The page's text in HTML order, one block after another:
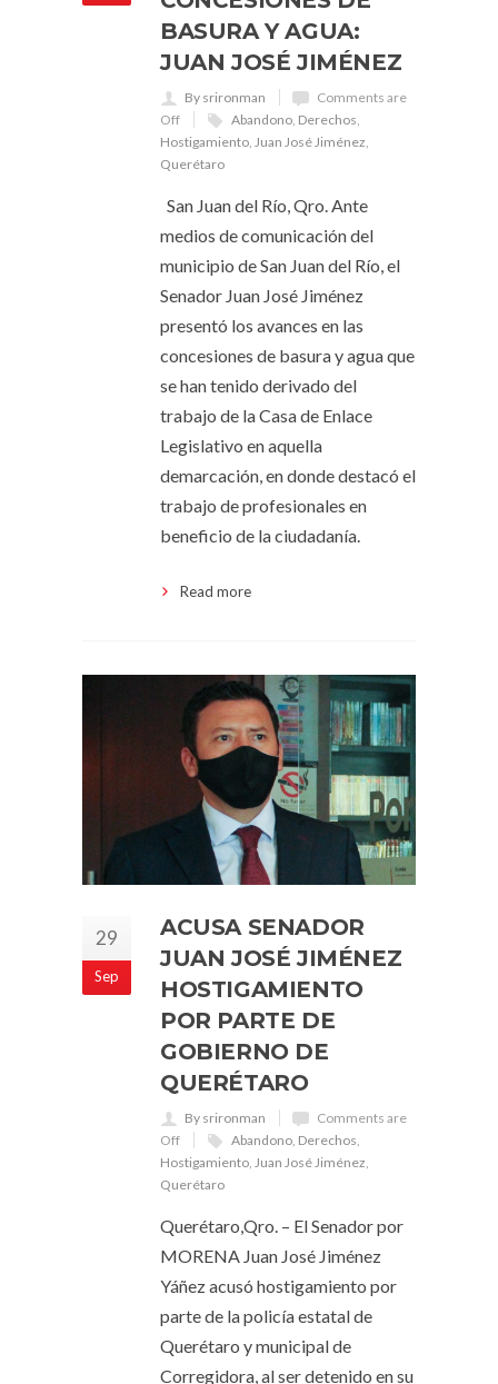
BASURA Y AGUA:
JUAN JOSÉ JIMÉNEZ
By srironman
Comments are
Off
Abandono Derechos
Hostigamiento Juan José Jiménez
Querétaro
San Juan del Río, Qro. Ante
medios de comunicación del
municipio de San Juan del Río, el
Senador Juan José Jiménez
presentó los avances en las
concesiones de basura y agua que
se han tenido derivado del
trabajo de la Casa de Enlace
Legislativo en aquella
demarcación, en donde destacó el
trabajo de profesionales en
beneficio de la ciudadanía.
Read more
29
Sep
ACUSA SENADOR
JUAN JOSÉ JIMÉNEZ
HOSTIGAMIENTO
POR PARTE DE
GOBIERNO DE
QUERÉTARO
By srironman
Comments are
Off
Abandono, Derechos,
Hostigamiento, Juan José Jiménez,
Querétaro
Querétaro,Qro. – El Senador por
MORENA Juan José Jiménez
Yáñez acusó hostigamiento por
parte de la policía estatal de
Querétaro y municipal de
Corregidora, al ser detenido en su